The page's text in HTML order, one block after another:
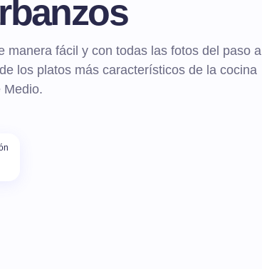
manera fácil y con todas las fotos del paso a
los platos más característicos de la cocina
Medio.